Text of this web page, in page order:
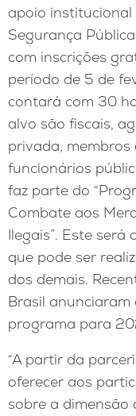
apoio
Segurança
com inscrições
período de 5 de
contará com 30
alvo são fiscais,
privada, membros
funcionários
faz parte do
Combate aos
Ilegais”. Este
que pode ser
dos demais.
Brasil
programa para
“A partir da
oferecer aos
sobre a dimensão